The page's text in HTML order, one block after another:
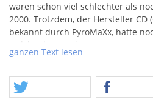
waren schon viel schlechter als
2000. Trotzdem, der Hersteller CD
bekannt durch PyroMaXx, hatte
Berg ab nahm.
Was heißt das? Die Böller knallen
nicht schlecht. Die Böller sind
gut – sowas sieht immer besser
ganzen Text lesen